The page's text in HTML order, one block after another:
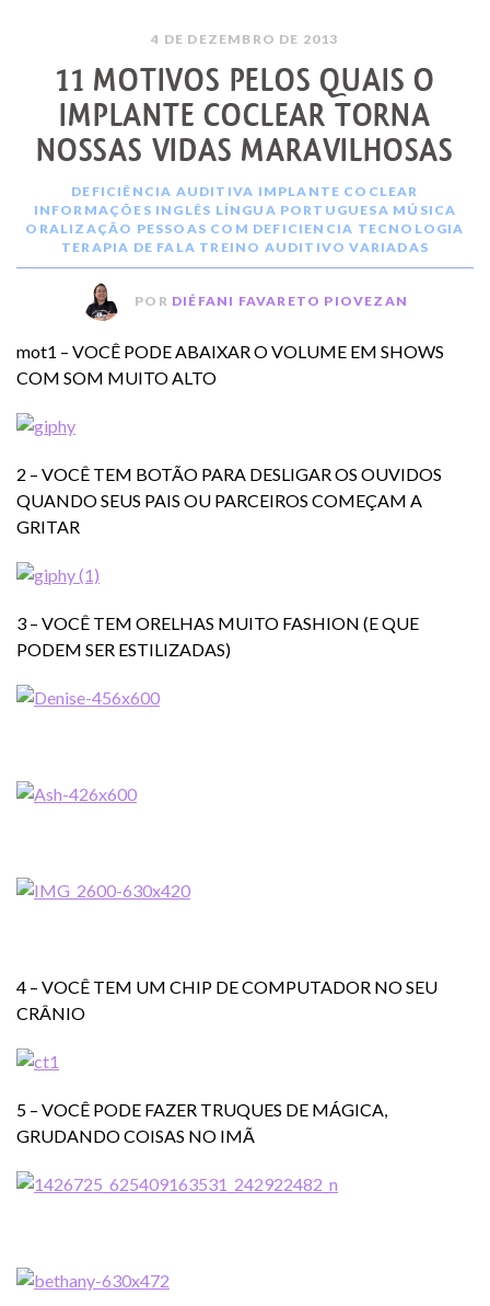
4 DE DEZEMBRO DE 2013
11 MOTIVOS PELOS QUAIS O
IMPLANTE COCLEAR TORNA
NOSSAS VIDAS MARAVILHOSAS
DEFICIÊNCIA AUDITIVA IMPLANTE COCLEAR
INFORMAÇÕES INGLÊS LÍNGUA PORTUGUESA MÚSICA
ORALIZAÇÃO PESSOAS COM DEFICIENCIA TECNOLOGIA
TERAPIA DE FALA TREINO AUDITIVO VARIADAS
POR DIÉFANI FAVARETO PIOVEZAN
mot1 – VOCÊ PODE ABAIXAR O VOLUME EM SHOWS
COM SOM MUITO ALTO
2 – VOCÊ TEM BOTÃO PARA DESLIGAR OS OUVIDOS
QUANDO SEUS PAIS OU PARCEIROS COMEÇAM A
GRITAR
3 – VOCÊ TEM ORELHAS MUITO FASHION (E QUE
PODEM SER ESTILIZADAS)
4 – VOCÊ TEM UM CHIP DE COMPUTADOR NO SEU
CRÂNIO
5 – VOCÊ PODE FAZER TRUQUES DE MÁGICA,
GRUDANDO COISAS NO IMÃ